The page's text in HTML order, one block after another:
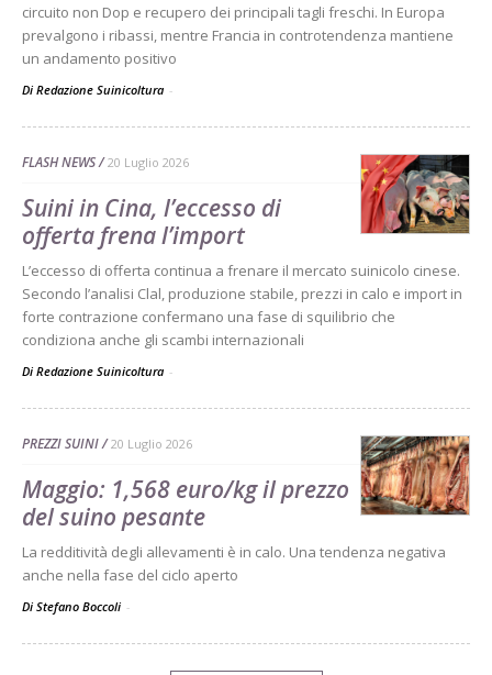
circuito non Dop e recupero dei principali tagli freschi. In Europa
prevalgono i ribassi, mentre Francia in controtendenza mantiene
un andamento positivo
Di Redazione Suinicoltura -
FLASH NEWS 20 Luglio 2026
Suini in Cina, l’eccesso di
offerta frena l’import
L’eccesso di offerta continua a frenare il mercato suinicolo cinese.
Secondo l’analisi Clal, produzione stabile, prezzi in calo e import in
forte contrazione confermano una fase di squilibrio che
condiziona anche gli scambi internazionali
Di Redazione Suinicoltura -
PREZZI SUINI 20 Luglio 2026
Maggio: 1,568 euro/kg il prezzo
del suino pesante
La redditività degli allevamenti è in calo. Una tendenza negativa
anche nella fase del ciclo aperto
Di Stefano Boccoli -